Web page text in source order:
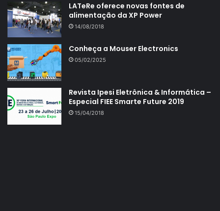
LATeRe oferece novas fontes de
alimentação da XP Power
14/08/2018
Conheça a Mouser Electronics
05/02/2025
Revista Ipesi Eletrônica & Informática –
Especial FIEE Smarte Future 2019
15/04/2018